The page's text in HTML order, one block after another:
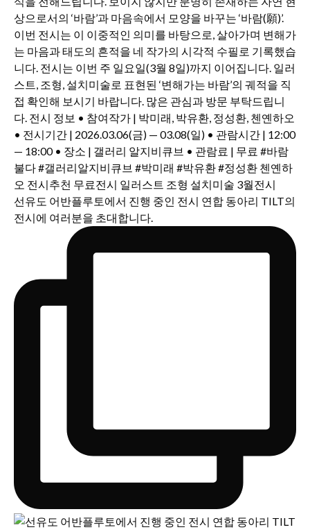
선유도 어반플루토에서 진행 중인 전시 연합 동아리 TILT의
전시에 여러분을 초대합니다.